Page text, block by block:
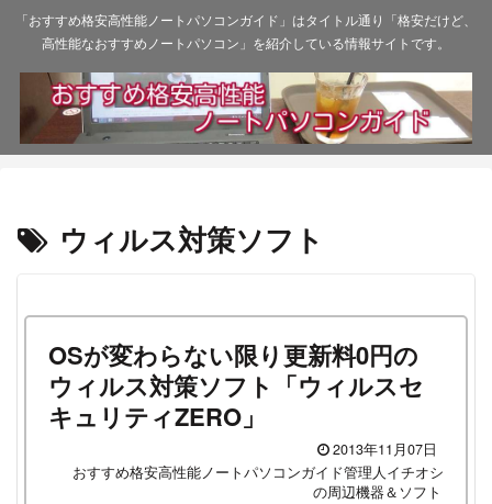
「おすすめ格安高性能ノートパソコンガイド」はタイトル通り「格安だけど、
高性能なおすすめノートパソコン」を紹介している情報サイトです。
ウィルス対策ソフト
OSが変わらない限り更新料0円の
ウィルス対策ソフト「ウィルスセ
キュリティZERO」
2013年11月07日
おすすめ格安高性能ノートパソコンガイド管理人イチオシ
の周辺機器＆ソフト